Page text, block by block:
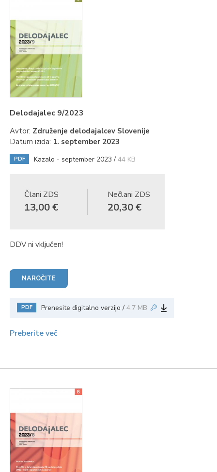
Delodajalec 9/2023
Avtor: Združenje delodajalcev Slovenije
Datum izida: 1. september 2023
PDF Kazalo - september 2023 / 44 KB
Člani ZDS
13,00 €
Nečlani ZDS
20,30 €
DDV ni vključen!
NAROČITE
PDF Prenesite digitalno verzijo / 4,7 MB
Preberite več